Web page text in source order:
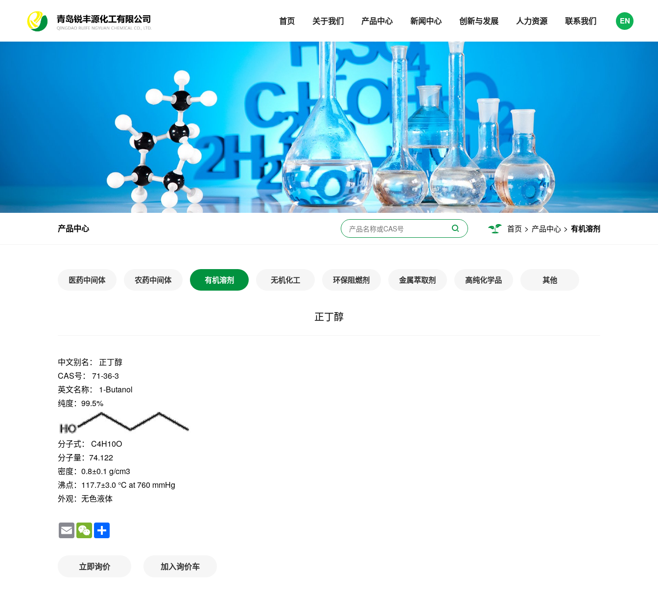
首页 关于我们 产品中心 新闻中心 创新与发展 人力资源 联系我们 EN
产品中心 首页 > 产品中心 > 有机溶剂
医药中间体 农药中间体 有机溶剂 无机化工 环保阻燃剂 金属萃取剂 高纯化学品 其他
正丁醇
中文别名： 正丁醇
CAS号： 71-36-3
英文名称： 1-Butanol
纯度：99.5%
分子式： C4H10O
分子量：74.122
密度：0.8±0.1 g/cm3
沸点：117.7±3.0 °C at 760 mmHg
外观：无色液体
EmailWeChatShare
立即询价 加入询价车